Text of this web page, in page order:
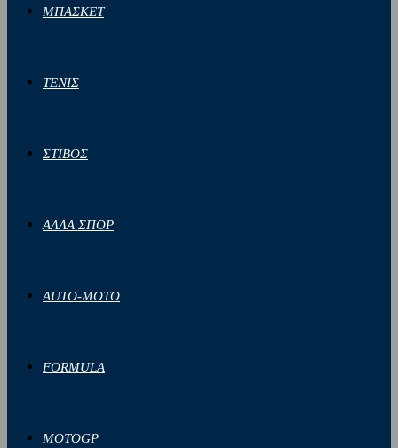
ΜΠΑΣΚΕΤ
ΤΕΝΙΣ
ΣΤΙΒΟΣ
ΑΛΛΑ ΣΠΟΡ
AUTO-MOTO
FORMULA
MOTOGP